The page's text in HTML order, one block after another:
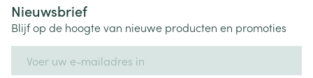
Nieuwsbrief
Blijf op de hoogte van nieuwe producten en promoties